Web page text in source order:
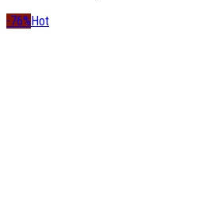
-76% Hot